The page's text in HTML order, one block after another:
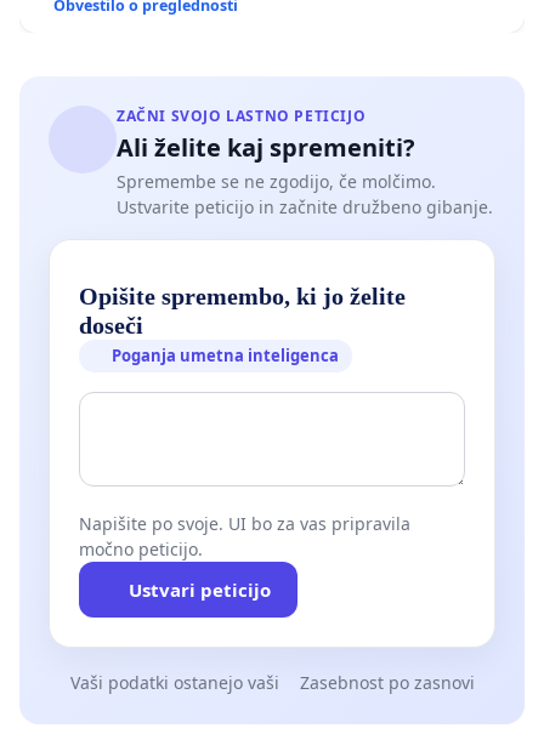
Obvestilo o preglednosti
ZAČNI SVOJO LASTNO PETICIJO
Ali želite kaj spremeniti?
Spremembe se ne zgodijo, če molčimo.
Ustvarite peticijo in začnite družbeno gibanje.
Opišite spremembo, ki jo želite
doseči
Poganja umetna inteligenca
Napišite po svoje. UI bo za vas pripravila
močno peticijo.
Ustvari peticijo
Vaši podatki ostanejo vaši Zasebnost po zasnovi